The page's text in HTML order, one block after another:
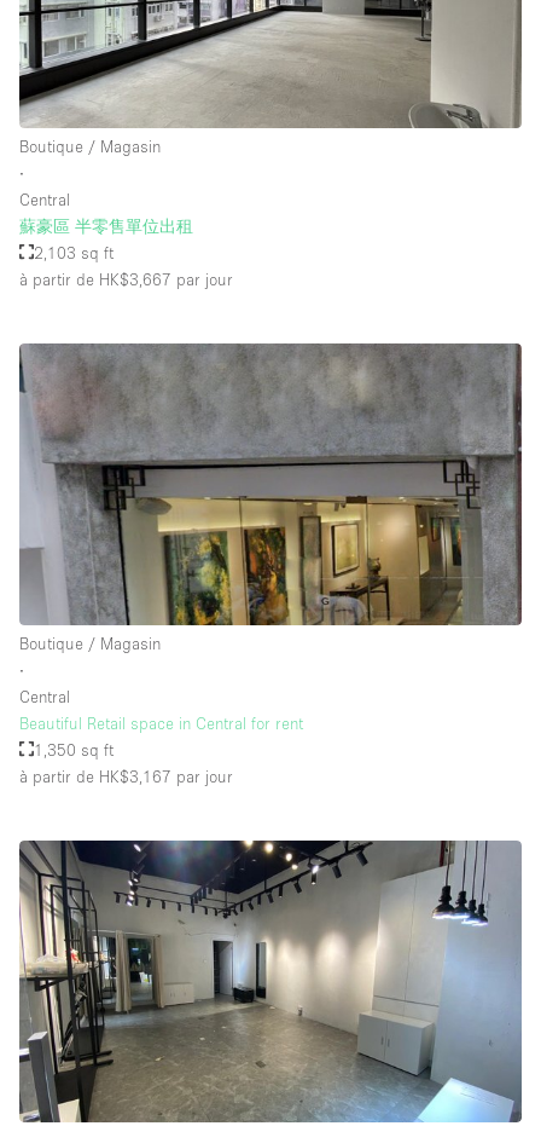
Boutique / Magasin
∙
Central
蘇豪區 半零售單位出租
2,103 sq ft
à partir de HK$3,667 par jour
Boutique / Magasin
∙
Central
Beautiful Retail space in Central for rent
1,350 sq ft
à partir de HK$3,167 par jour